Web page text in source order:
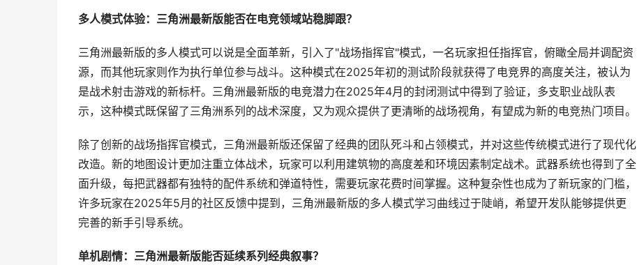
多人模式体验：三角洲最新版能否在电竞领域站稳脚跟？
三角洲最新版的多人模式可以说是全面革新，引入了"战场指挥官"模式，一名玩家担任指挥官，俯瞰全局并调配资
源，而其他玩家则作为执行单位参与战斗。这种模式在2025年初的测试阶段就获得了电竞界的高度关注，被认为
是战术射击游戏的新标杆。三角洲最新版的电竞潜力在2025年4月的封闭测试中得到了验证，多支职业战队表
示，这种模式既保留了三角洲系列的战术深度，又为观众提供了更清晰的战场视角，有望成为新的电竞热门项目。
除了创新的战场指挥官模式，三角洲最新版还保留了经典的团队死斗和占领模式，并对这些传统模式进行了现代化
改造。新的地图设计更加注重立体战术，玩家可以利用建筑物的高度差和环境因素制定战术。武器系统也得到了全
面升级，每把武器都有独特的配件系统和弹道特性，需要玩家花费时间掌握。这种复杂性也成为了新玩家的门槛，
许多玩家在2025年5月的社区反馈中提到，三角洲最新版的多人模式学习曲线过于陡峭，希望开发队能够提供更
完善的新手引导系统。
单机剧情：三角洲最新版能否延续系列经典叙事？